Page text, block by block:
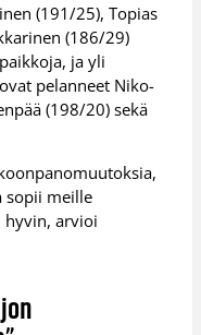
(191/25), Topias
(186/29)
ja yli
pelanneet Niko-
(198/20) sekä
sopii meille
hyvin, arvioi